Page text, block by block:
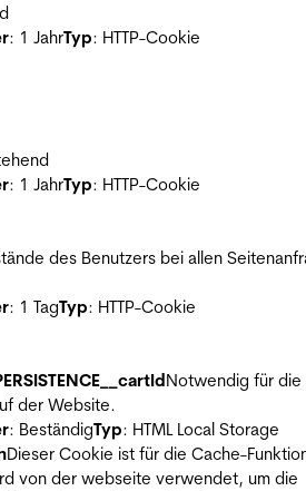
: 1 JahrTyp: HTTP-Cookie
: 1 JahrTyp: HTTP-Cookie
des Benutzers bei allen
: 1 TagTyp: HTTP-Cookie
Notwendig für die
der Website.
: BeständigTyp: HTML Local Storage
Dieser Cookie ist für die Cache-
von der webseite verwendet, um die